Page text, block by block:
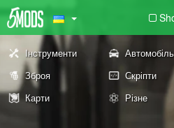
Інструменти Автомобіль
Зброя
Скріпти
Карти
Різне